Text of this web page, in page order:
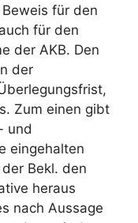
für den
für den
der AKB. Den
der
Zum einen gibt
und
eingehalten
Bekl. den
heraus
nach Aussage